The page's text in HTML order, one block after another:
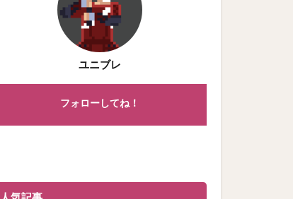
ユニブレ
フォローしてね！